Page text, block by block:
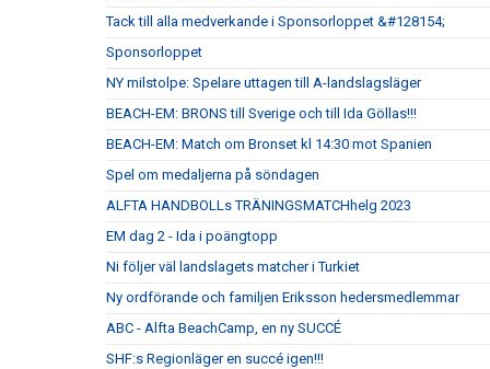
Tack till alla medverkande i Sponsorloppet &#128154;
Sponsorloppet
NY milstolpe: Spelare uttagen till A-landslagsläger
BEACH-EM: BRONS till Sverige och till Ida Göllas!!!
BEACH-EM: Match om Bronset kl 14:30 mot Spanien
Spel om medaljerna på söndagen
ALFTA HANDBOLLs TRÄNINGSMATCHhelg 2023
EM dag 2 - Ida i poängtopp
Ni följer väl landslagets matcher i Turkiet
Ny ordförande och familjen Eriksson hedersmedlemmar
ABC - Alfta BeachCamp, en ny SUCCÉ
SHF:s Regionläger en succé igen!!!